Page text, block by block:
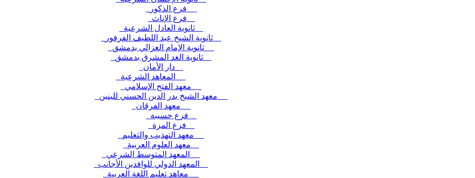
ثانوية العادل الشرعية
ثانوية الإمام الغزالي بدمشق